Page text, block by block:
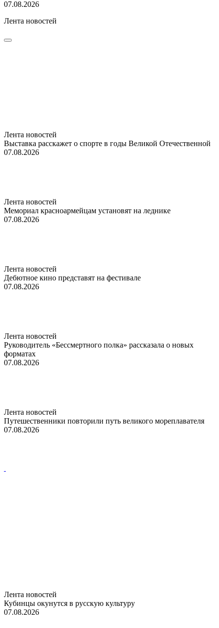
07.08.2026
Лента новостей
Лента новостей
Выставка расскажет о спорте в годы Великой Отечественной
07.08.2026
Лента новостей
Мемориал красноармейцам установят на леднике
07.08.2026
Лента новостей
Дебютное кино представят на фестивале
07.08.2026
Лента новостей
Руководитель «Бессмертного полка» рассказала о новых
форматах
07.08.2026
Лента новостей
Путешественники повторили путь великого мореплавателя
07.08.2026
Лента новостей
Кубинцы окунутся в русскую культуру
07.08.2026